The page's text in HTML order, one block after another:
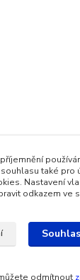
také pro
Nastavení
odkazem ve
odmítnout